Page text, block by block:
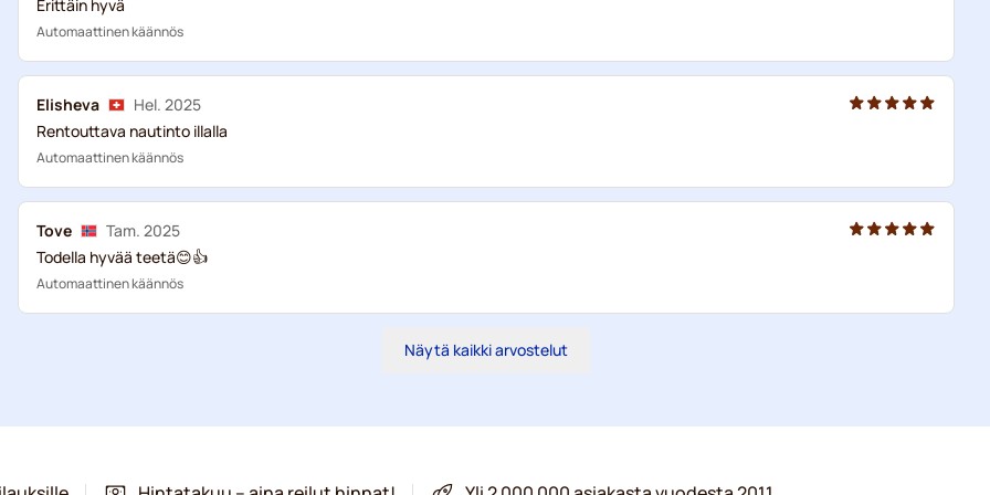
Erittäin hyvä
Automaattinen käännös
Elisheva
Hel. 2025
Rentouttava nautinto illalla
Automaattinen käännös
Tove
Tam. 2025
Todella hyvää teetä😊👍
Automaattinen käännös
Näytä kaikki arvostelut